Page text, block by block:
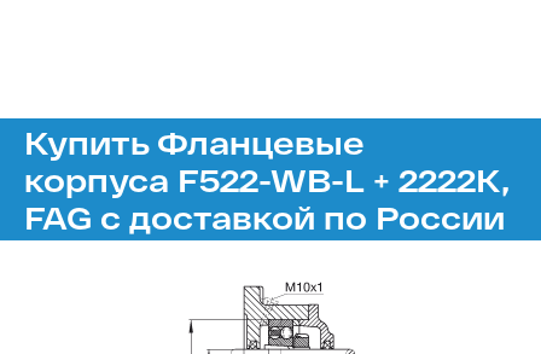
Купить Фланцевые
корпуса F522-WB-L + 2222K,
FAG с доставкой по России